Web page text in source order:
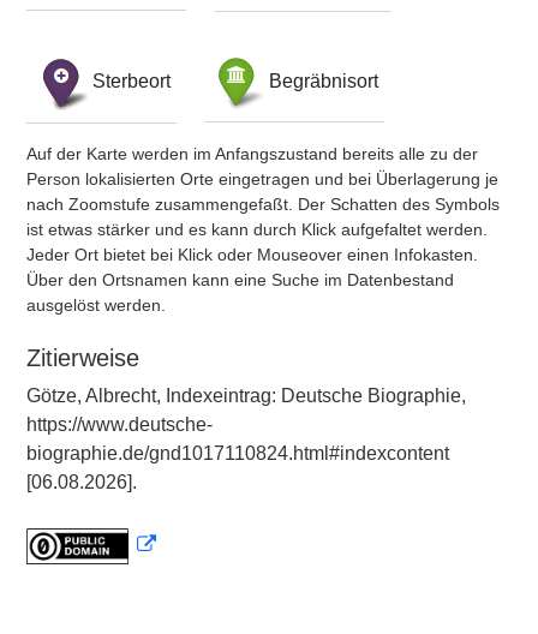
Sterbeort Begräbnisort
Auf der Karte werden im Anfangszustand bereits alle zu der
Person lokalisierten Orte eingetragen und bei Überlagerung je
nach Zoomstufe zusammengefaßt. Der Schatten des Symbols
ist etwas stärker und es kann durch Klick aufgefaltet werden.
Jeder Ort bietet bei Klick oder Mouseover einen Infokasten.
Über den Ortsnamen kann eine Suche im Datenbestand
ausgelöst werden.
Zitierweise
Götze, Albrecht, Indexeintrag: Deutsche Biographie,
https://www.deutsche-
biographie.de/gnd1017110824.html#indexcontent
[06.08.2026].